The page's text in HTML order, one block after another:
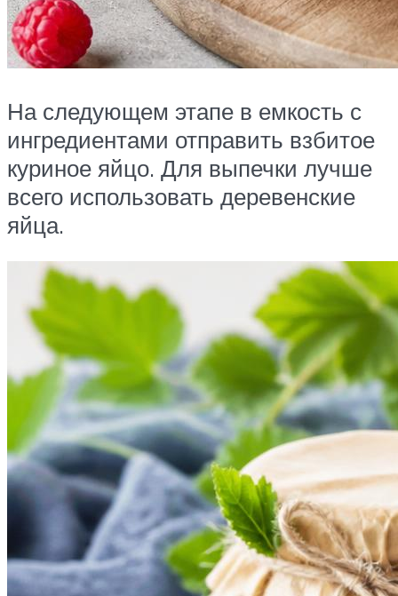
На следующем этапе в емкость с
ингредиентами отправить взбитое
куриное яйцо. Для выпечки лучше
всего использовать деревенские
яйца.